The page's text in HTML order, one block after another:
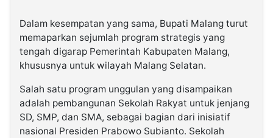
Dalam kesempatan yang sama, Bupati Malang turut
memaparkan sejumlah program strategis yang
tengah digarap Pemerintah Kabupaten Malang,
khususnya untuk wilayah Malang Selatan.
Salah satu program unggulan yang disampaikan
adalah pembangunan Sekolah Rakyat untuk jenjang
SD, SMP, dan SMA, sebagai bagian dari inisiatif
nasional Presiden Prabowo Subianto. Sekolah